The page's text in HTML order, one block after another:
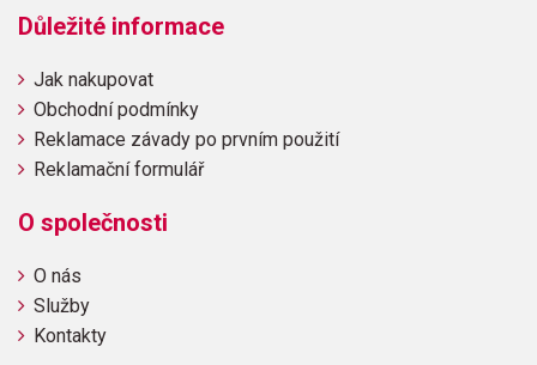
Důležité informace
Jak nakupovat
Obchodní podmínky
Reklamace závady po prvním použití
Reklamační formulář
O společnosti
O nás
Služby
Kontakty